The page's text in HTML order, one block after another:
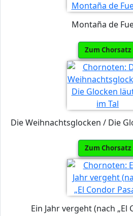
Montaña de
Zum Chorsatz
Die Weihnachtsglocken / Die
Zum Chorsatz
Ein Jahr vergeht (nach „El